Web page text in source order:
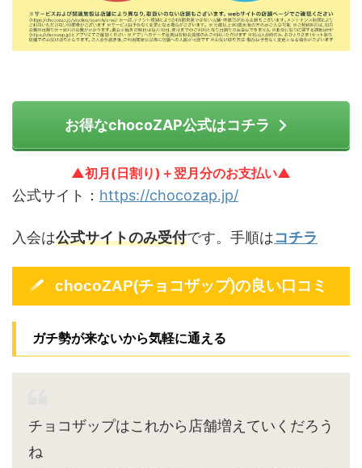
お得なchocoZAP公式はコチラ
▲初月(日割り)＋翌月分のお支払い▲
公式サイト： https://chocozap.jp/
入会は公式サイトのみ受付です。手順はコチラ
chocoZAP(チョコザップ)の良い口コミ
ガチ勢が来ないから気軽に通える
チョコザップはこれから店舗増えていくだろう
ね